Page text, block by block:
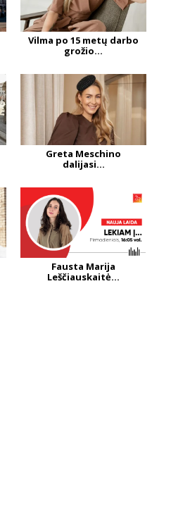
Vilma po 15 metų darbo
grožio...
Greta Meschino
dalijasi...
Fausta Marija
Leščiauskaitė...